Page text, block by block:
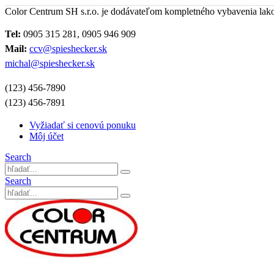
Color Centrum SH s.r.o. je dodávateľom kompletného vybavenia
Tel: 0905 315 281, 0905 946 909
Mail: ccv@spieshecker.sk
michal@spieshecker.sk
(123) 456-7890
(123) 456-7891
Vyžiadať si cenovú ponuku
Môj účet
Search
Search